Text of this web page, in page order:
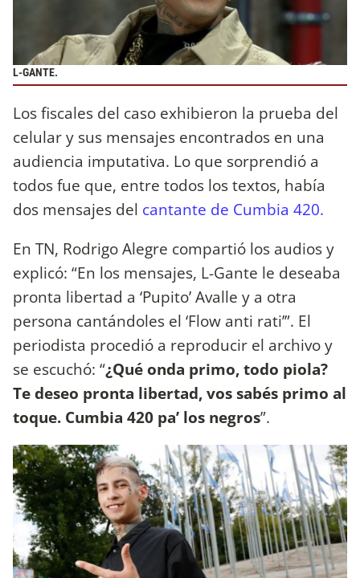
L-GANTE.
Los fiscales del caso exhibieron la prueba del
celular y sus mensajes encontrados en una
audiencia imputativa. Lo que sorprendió a
todos fue que, entre todos los textos, había
dos mensajes del cantante de Cumbia 420.
En TN, Rodrigo Alegre compartió los audios y
explicó: “En los mensajes, L-Gante le deseaba
pronta libertad a ‘Pupito’ Avalle y a otra
persona cantándoles el ‘Flow anti rati’”. El
periodista procedió a reproducir el archivo y
se escuchó: “¿Qué onda primo, todo piola?
Te deseo pronta libertad, vos sabés primo al
toque. Cumbia 420 pa’ los negros”.